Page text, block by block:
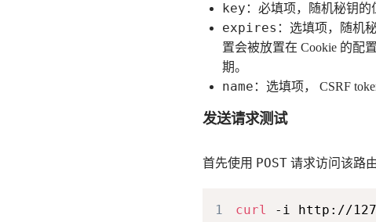
key ：必填项，随机秘钥的
expires ：选填项，随机
置会被放置在 Cookie 的配
期。
name ：选填项， CSRF
发送请求测试
首先使用 POST 请求访问该路由
1 curl -i http://